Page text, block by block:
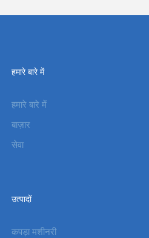
हमारे बारे में
हमारे बारे में
बाज़ार
सेवा
उत्पादों
कपड़ा मशीनरी